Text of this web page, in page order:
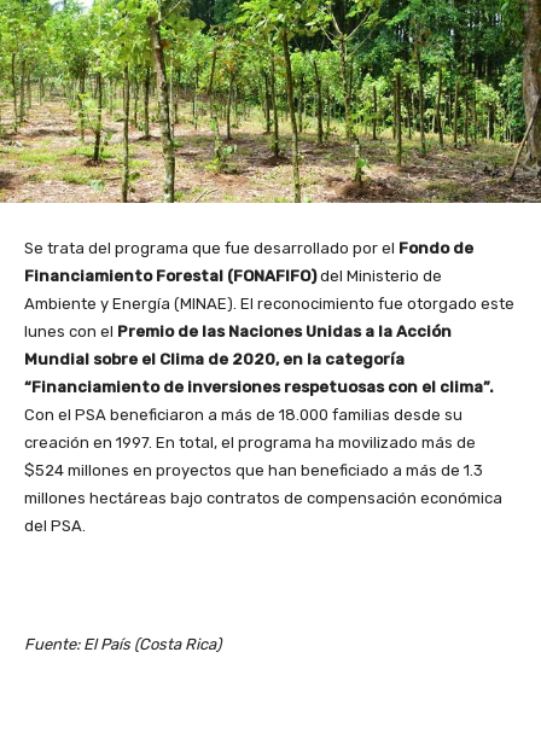
Se trata del programa que fue desarrollado por el Fondo de
Financiamiento Forestal (FONAFIFO)del Ministerio de
Ambiente y Energía (MINAE). El reconocimiento fue otorgado este
lunes con el Premio de las Naciones Unidas a la Acción
Mundial sobre el Clima de 2020, en la categoría
“Financiamiento de inversiones respetuosas con el clima”.
Con el PSA beneficiaron a más de 18.000 familias desde su
creación en 1997. En total, el programa ha movilizado más de
$524 millones en proyectos que han beneficiado a más de 1.3
millones hectáreas bajo contratos de compensación económica
del PSA.
Fuente: El País (Costa Rica)